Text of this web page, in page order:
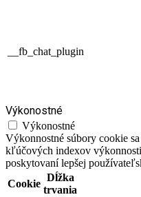
__fb_chat_plugin
Výkonostné
Výkonostné
Výkonnostné súbory cookie
kľúčových indexov
poskytovaní lepšej
Cookie
Dĺžka
trvania